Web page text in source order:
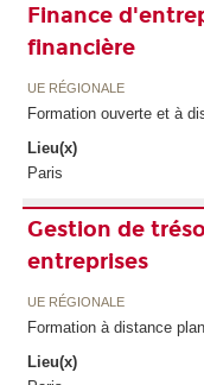
Finance
financière
UE RÉGIONALE
Formation ouverte et à
Lieu(x)
Paris
Gestion de
entreprises
UE RÉGIONALE
Formation à distance
Lieu(x)